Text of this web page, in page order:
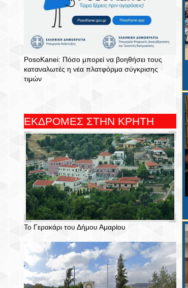
PosoKanei: Πόσο μπορεί να βοηθήσει τους
καταναλωτές η νέα πλατφόρμα σύγκρισης
τιμών
ΕΚΔΡΟΜΕΣ ΣΤΗΝ ΚΡΗΤΗ
Το Γερακάρι του Δήμου Αμαρίου